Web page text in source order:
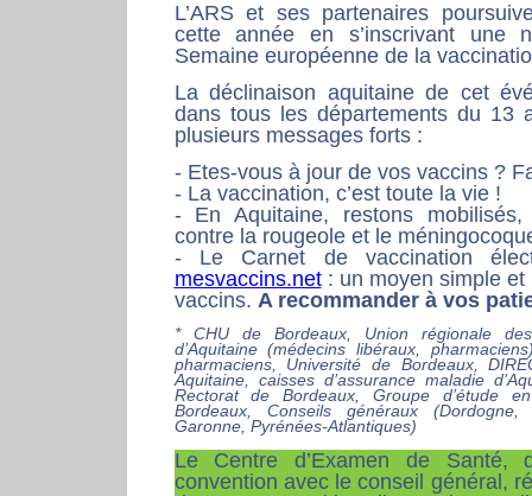
L’ARS et ses partenaires
cette année en s’inscrivant une
Semaine européenne de la
La déclinaison aquitaine de cet
dans tous les départements du 13
plusieurs messages forts :
- Etes-vous à jour de vos vaccins ?
- La vaccination, c’est toute la vie !
- En Aquitaine, restons mobilisés,
contre la rougeole et le
- Le Carnet de vaccination
mesvaccins.net: un moyen simple et
vaccins. A recommander à vos
* CHU de Bordeaux, Union régionale
d’Aquitaine (médecins libéraux,
pharmaciens, Université de Bordeaux,
Aquitaine, caisses d’assurance maladie
Rectorat de Bordeaux, Groupe d’étude
Bordeaux, Conseils généraux
Garonne, Pyrénées-Atlantiques)
Le Centre d’Examen de Santé,
convention avec le conseil général,